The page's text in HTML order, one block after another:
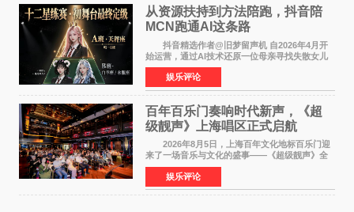
从资源扶持到方法陪跑，抖音陪
MCN跑通AI这条路
抖音精选作者@旧梦留声机 自2026年4月开
始运营，通过AI技术还原一位母亲寻找失散女儿
的故事，凭借强情感表达获得大量用户关注，发
布仅21小时便获得超1亿曝光、超1000万互动。
此后，账号持续沿
娱乐评论
百年百乐门奏响时代新声，《超
级靓声》上海唱区正式启航
2026年8月5日，上海百年文化地标百乐门迎
来了一场音乐与文化的盛事——《超级靓声》全
国励志音乐公益节目上海唱区新闻发布会暨启动
仪式在此隆重举行。各界领导、嘉宾与媒体朋友
齐聚一堂，共同
娱乐评论